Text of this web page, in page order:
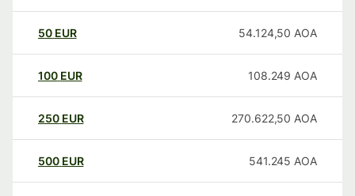
50 EUR 54.124,50 AOA
100 EUR 108.249 AOA
250 EUR 270.622,50 AOA
500 EUR 541.245 AOA